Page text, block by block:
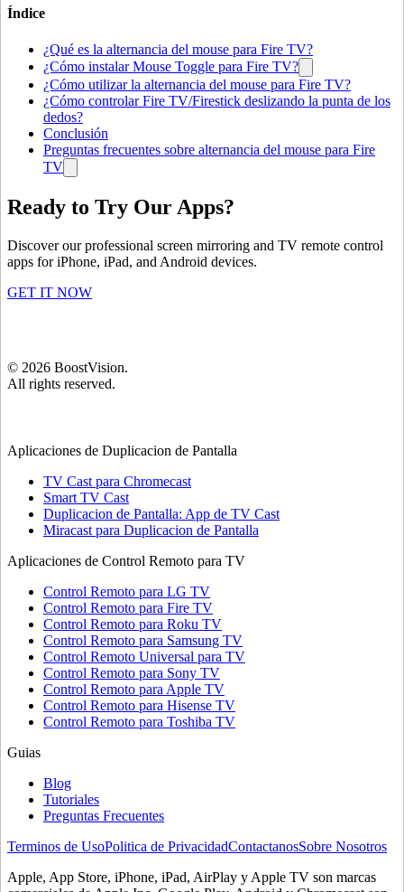
Índice
¿Qué es la alternancia del mouse para Fire TV?
¿Cómo instalar Mouse Toggle para Fire TV?
¿Cómo utilizar la alternancia del mouse para Fire TV?
¿Cómo controlar Fire TV/Firestick deslizando la punta de los
dedos?
Conclusión
Preguntas frecuentes sobre alternancia del mouse para Fire
TV
Ready to Try Our Apps?
Discover our professional screen mirroring and TV remote control
apps for iPhone, iPad, and Android devices.
GET IT NOW
© 2026 BoostVision.
All rights reserved.
Aplicaciones de Duplicacion de Pantalla
TV Cast para Chromecast
Smart TV Cast
Duplicacion de Pantalla: App de TV Cast
Miracast para Duplicacion de Pantalla
Aplicaciones de Control Remoto para TV
Control Remoto para LG TV
Control Remoto para Fire TV
Control Remoto para Roku TV
Control Remoto para Samsung TV
Control Remoto Universal para TV
Control Remoto para Sony TV
Control Remoto para Apple TV
Control Remoto para Hisense TV
Control Remoto para Toshiba TV
Guias
Blog
Tutoriales
Preguntas Frecuentes
Terminos de UsoPolitica de PrivacidadContactanosSobre Nosotros
Apple, App Store, iPhone, iPad, AirPlay y Apple TV son marcas